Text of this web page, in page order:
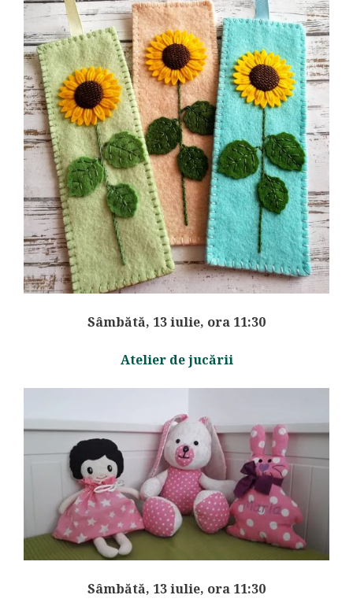
Sâmbătă, 13 iulie, ora 11:30
Atelier de jucării
Sâmbătă, 13 iulie, ora 11:30